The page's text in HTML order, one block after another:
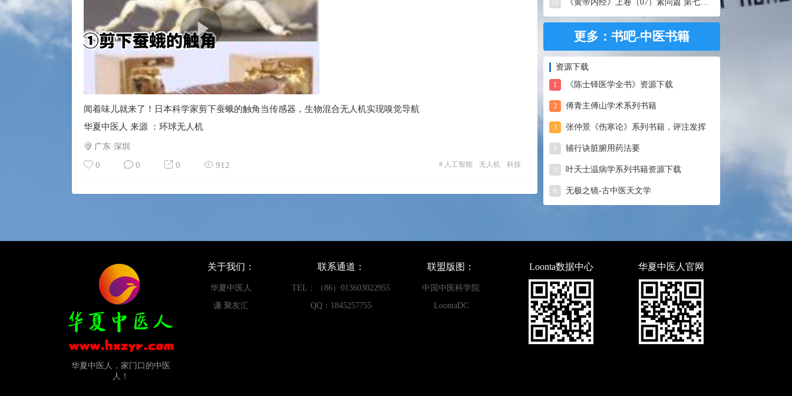
《黄帝内经》上卷（07）素问篇 第七篇 阴阳别论
更多：书吧-中医书籍
资源下载
1 《陈士铎医学全书》资源下载
2 傅青主傅山学术系列书籍
3 张仲景《伤寒论》系列书籍，评注发挥
4 辅行诀脏腑用药法要
5 叶天士温病学系列书籍资源下载
6 无极之镜-古中医天文学
闻着味儿就来了！日本科学家剪下蚕蛾的触角当传感器，生物混合无人机实现嗅觉导航
华夏中医人 来源 ：环球无人机
广东·深圳
0 0 0 912 # 人工智能 无人机 科技
华夏中医人，家门口的中医
人！
关于我们：
华夏中医人
谦.聚友汇
联系通道：
TEL：（86）013603022955
QQ：1845257755
联盟版图：
中国中医科学院
LoontaDC
Loonta数据中心 华夏中医人官网